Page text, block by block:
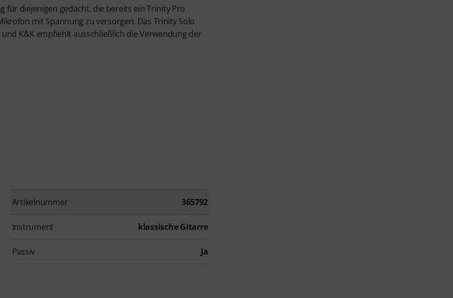
für diejenigen gedacht, die bereits ein Trinity Pro
mit Spannung zu versorgen. Das Trinity Solo
K&K empfiehlt ausschließlich die Verwendung der
Artikelnummer 365792
Instrument klassische Gitarre
Passiv Ja